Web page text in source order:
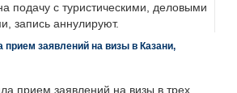
подачу с туристическими, деловыми
запись аннулируют.
прием заявлений на визы в Казани,
прием заявлений на визы в трех